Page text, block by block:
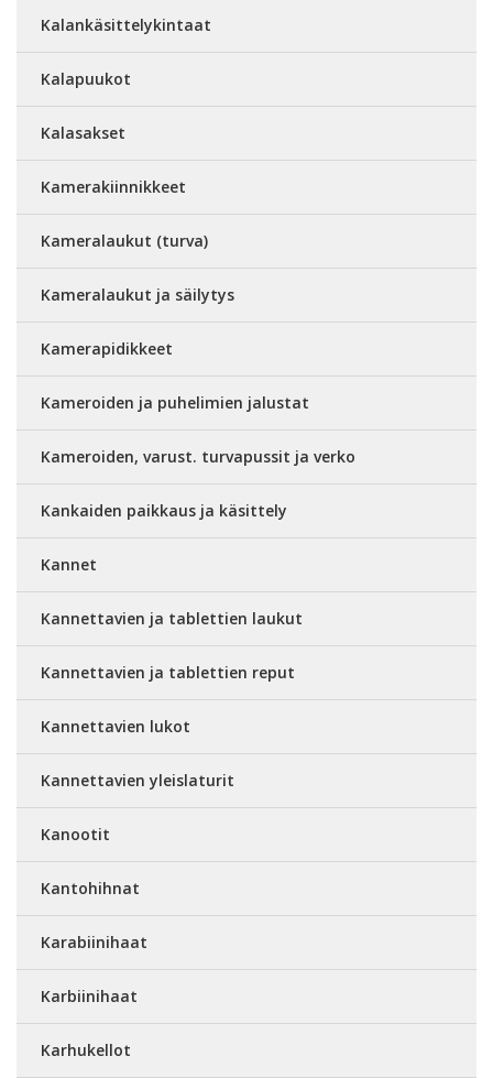
Kalankäsittelykintaat
Kalapuukot
Kalasakset
Kamerakiinnikkeet
Kameralaukut (turva)
Kameralaukut ja säilytys
Kamerapidikkeet
Kameroiden ja puhelimien jalustat
Kameroiden, varust. turvapussit ja verko
Kankaiden paikkaus ja käsittely
Kannet
Kannettavien ja tablettien laukut
Kannettavien ja tablettien reput
Kannettavien lukot
Kannettavien yleislaturit
Kanootit
Kantohihnat
Karabiinihaat
Karbiinihaat
Karhukellot